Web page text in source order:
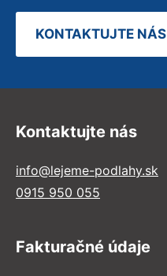
KONTAKTUJTE NÁS
Kontaktujte nás
info@lejeme-podlahy.sk
0915 950 055
Fakturačné údaje